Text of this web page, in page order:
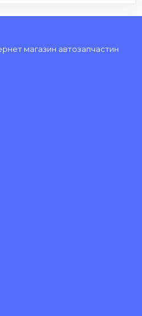
магазин автозапчастин